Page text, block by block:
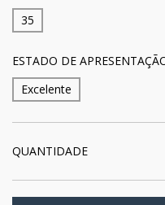
35
ESTADO DE
Excelente
QUANTIDADE